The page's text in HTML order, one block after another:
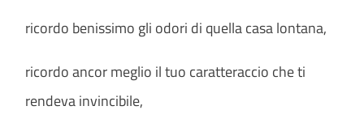
ricordo benissimo gli odori di quella casa lontana,
ricordo ancor meglio il tuo caratteraccio che ti
rendeva invincibile,